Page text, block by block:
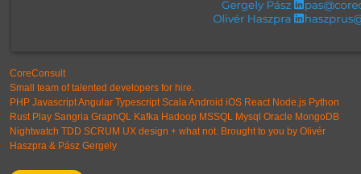
CoreConsult
Small team of talented developers for hire.
PHP Javascript Angular Typescript Scala Android iOS React Node.js Python
Rust Play Sangria GraphQL Kafka Hadoop MSSQL Mysql Oracle MongoDB
Nightwatch TDD SCRUM UX design + what not. Brought to you by Olivér
Haszpra & Pász Gergely